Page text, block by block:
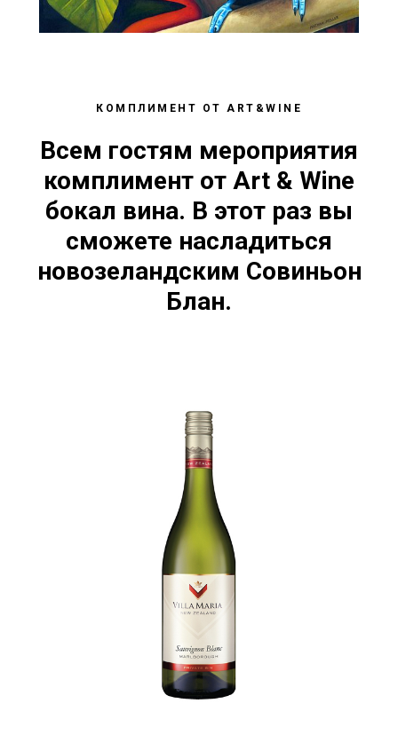
КОМПЛИМЕНТ ОТ ART&WINE
Всем гостям мероприятия
комплимент от Art & Wine
бокал вина. В этот раз вы
сможете насладиться
новозеландским Совиньон
Блан.